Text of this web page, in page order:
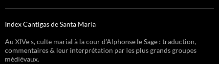
Index Cantigas de Santa Maria
Au XIVe s, culte marial à la cour d’Alphonse le Sage : traduction,
commentaires & leur interprétation par les plus grands groupes
médiévaux.